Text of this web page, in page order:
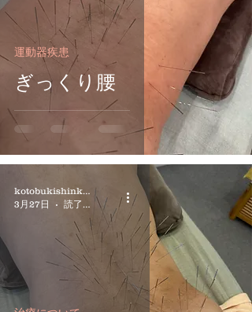
ぎっくり腰
運動器疾患
kotobukishinkyuin
3月27日
読了時間: 3分